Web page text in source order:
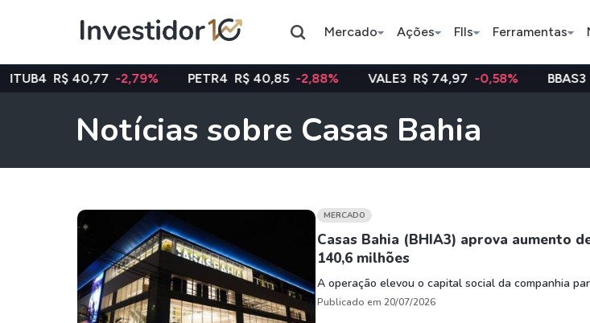
Mercado Ações FIIs Ferramentas
Assuntos do momento
Ações
Taesa
Itausa
FIIs
XPML11
RECR11
ETFs
BOVA11
Tesla
-2,79% PETR4 R$ 40,85 -2,88% VALE3 R$ 74,97 -0,58% BBAS3 R$ 20,05 -
Notícias sobre Casas Bahia
MERCADO
Casas Bahia (BHIA3) aprova aumento
140,6 milhões
A operação elevou o capital social da companhia
Publicado em 20/07/2026